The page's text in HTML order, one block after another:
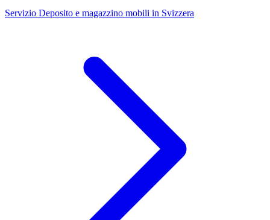
Servizio Deposito e magazzino mobili in Svizzera